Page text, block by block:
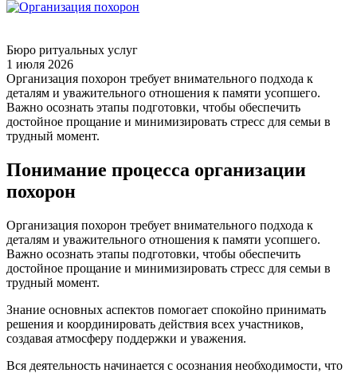
Бюро ритуальных услуг
1 июля 2026
Организация похорон требует внимательного подхода к
деталям и уважительного отношения к памяти усопшего.
Важно осознать этапы подготовки, чтобы обеспечить
достойное прощание и минимизировать стресс для семьи в
трудный момент.
Понимание процесса организации
похорон
Организация похорон требует внимательного подхода к
деталям и уважительного отношения к памяти усопшего.
Важно осознать этапы подготовки, чтобы обеспечить
достойное прощание и минимизировать стресс для семьи в
трудный момент.
Знание основных аспектов помогает спокойно принимать
решения и координировать действия всех участников,
создавая атмосферу поддержки и уважения.
Вся деятельность начинается с осознания необходимости, что